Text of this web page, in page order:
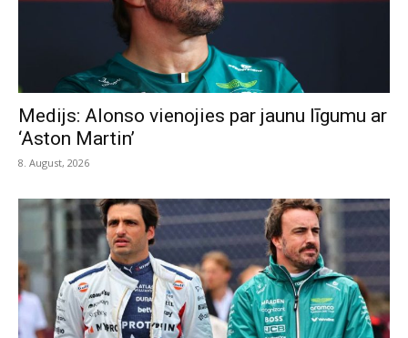
Medijs: Alonso vienojies par jaunu līgumu ar
‘Aston Martin’
8. August, 2026